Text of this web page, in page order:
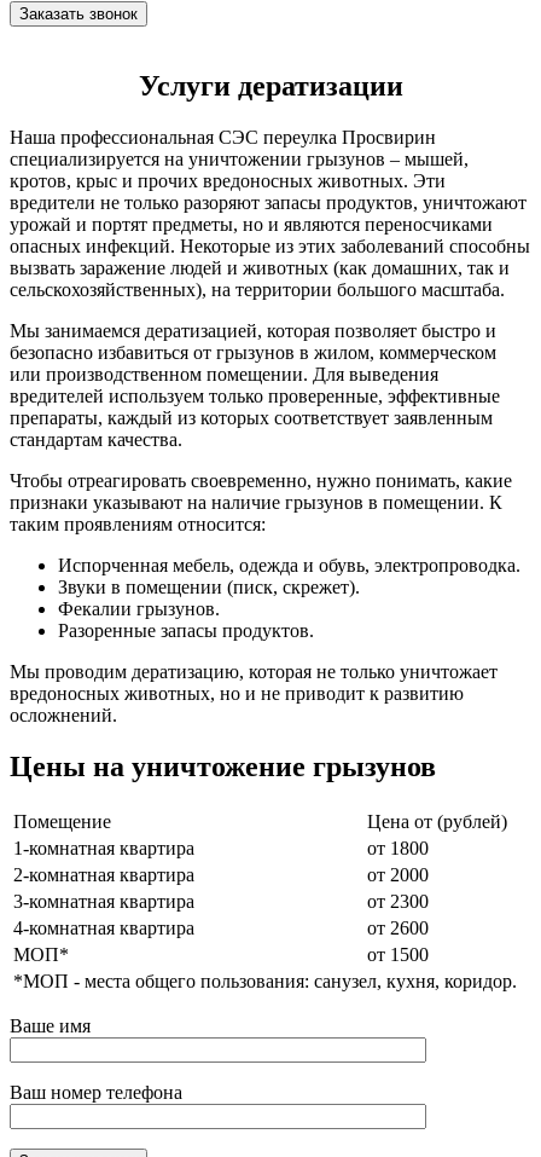
Услуги дератизации
Наша профессиональная СЭС переулка Просвирин
специализируется на уничтожении грызунов – мышей,
кротов, крыс и прочих вредоносных животных. Эти
вредители не только разоряют запасы продуктов, уничтожают
урожай и портят предметы, но и являются переносчиками
опасных инфекций. Некоторые из этих заболеваний способны
вызвать заражение людей и животных (как домашних, так и
сельскохозяйственных), на территории большого масштаба.
Мы занимаемся дератизацией, которая позволяет быстро и
безопасно избавиться от грызунов в жилом, коммерческом
или производственном помещении. Для выведения
вредителей используем только проверенные, эффективные
препараты, каждый из которых соответствует заявленным
стандартам качества.
Чтобы отреагировать своевременно, нужно понимать, какие
признаки указывают на наличие грызунов в помещении. К
таким проявлениям относится:
Испорченная мебель, одежда и обувь, электропроводка.
Звуки в помещении (писк, скрежет).
Фекалии грызунов.
Разоренные запасы продуктов.
Мы проводим дератизацию, которая не только уничтожает
вредоносных животных, но и не приводит к развитию
осложнений.
Цены на уничтожение грызунов
Помещение
Цена от (рублей)
1-комнатная квартира
от 1800
2-комнатная квартира
от 2000
3-комнатная квартира
от 2300
4-комнатная квартира
от 2600
МОП*
от 1500
*МОП - места общего пользования: санузел, кухня, коридор.
Ваше имя
Ваш номер телефона